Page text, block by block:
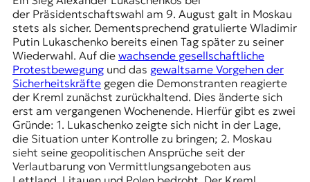
e
t
e
n
z
z
u
O
s
t
e
u
r
der Präsidentschaftswahl am 9. August galt in Moskau
stets als sicher. Dementsprechend gratulierte Wladimir
Putin Lukaschenko bereits einen Tag später zu seiner
Wiederwahl. Auf die wachsende gesellschaftliche
Protestbewegungund das gewaltsame Vorgehen der
Sicherheitskräftegegen die Demonstranten reagierte
der Kreml zunächst zurückhaltend. Dies änderte sich
erst am vergangenen Wochenende. Hierfür gibt es zwei
Gründe: 1. Lukaschenko zeigte sich nicht in der Lage,
die Situation unter Kontrolle zu bringen; 2. Moskau
sieht seine geopolitischen Ansprüche seit der
Verlautbarung von Vermittlungsangeboten aus